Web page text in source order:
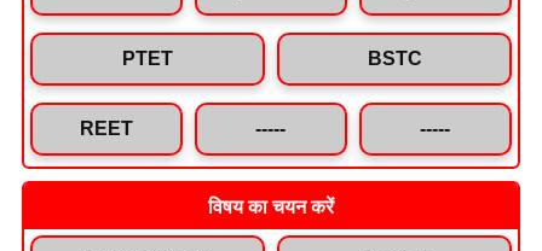
PTET BSTC
REET ----- -----
विषय का चयन करें